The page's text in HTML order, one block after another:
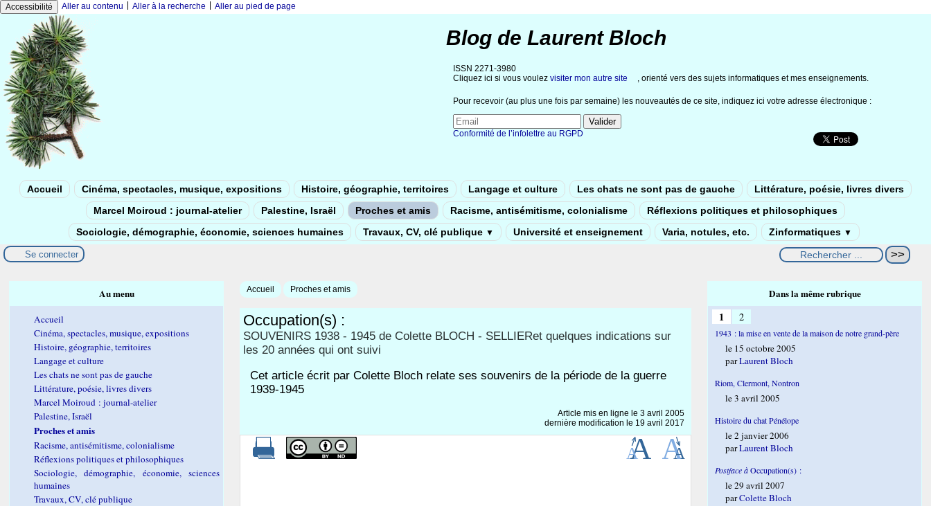
Accessibilité Aller au contenu Aller à la recherche Aller au pied de page
Blog de Laurent Bloch
ISSN 2271-3980
Cliquez ici si vous voulez visiter mon autre site , orienté vers des sujets informatiques et mes enseignements.
Pour recevoir (au plus une fois par semaine) les nouveautés de ce site, indiquez ici votre adresse électronique :
Conformité de l’infolettre au RGPD
Accueil Cinéma, spectacles, musique, expositions Histoire, géographie, territoires Langage et culture Les chats ne sont pas de gauche
Littérature, poésie, livres divers
Marcel Moiroud : journal-atelier
Palestine, Israël Proches et amis Racisme, antisémitisme, colonialisme
Réflexions politiques et philosophiques
Sociologie, démographie, économie, sciences humaines
Travaux, CV, clé publique ▼ Université et enseignement Varia, notules, etc. Zinformatiques ▼
Se connecter
Accueil Proches et amis
Occupation(s) :
SOUVENIRS 1938 - 1945 de Colette BLOCH - SELLIERet quelques indications sur
les 20 années qui ont suivi
Cet article écrit par Colette Bloch relate ses souvenirs de la période de la guerre
1939-1945
Article mis en ligne le 3 avril 2005
dernière modification le 19 avril 2017
Au menu
Accueil
Cinéma, spectacles, musique, expositions
Histoire, géographie, territoires
Langage et culture
Les chats ne sont pas de gauche
Littérature, poésie, livres divers
Marcel Moiroud : journal-atelier
Palestine, Israël
Proches et amis
Racisme, antisémitisme, colonialisme
Réflexions politiques et philosophiques
Sociologie, démographie, économie, sciences
humaines
Travaux, CV, clé publique
Dans la même rubrique
1 2
1943 : la mise en vente de la maison de notre grand-père
le 15 octobre 2005
parLaurent Bloch
Riom, Clermont, Nontron
le 3 avril 2005
Histoire du chat Pénélope
le 2 janvier 2006
parLaurent Bloch
Postface àOccupation(s) :
le 29 avril 2007
parColette Bloch